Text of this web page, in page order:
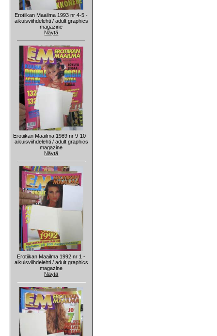
Erotiikan Maailma 1993 nr 4-5 -
aikuisviihdelehti / adult graphics
magazine
Näytä
Erotiikan Maailma 1989 nr 9-10 -
aikuisviihdelehti / adult graphics
magazine
Näytä
Erotiikan Maailma 1992 nr 1 -
aikuisviihdelehti / adult graphics
magazine
Näytä